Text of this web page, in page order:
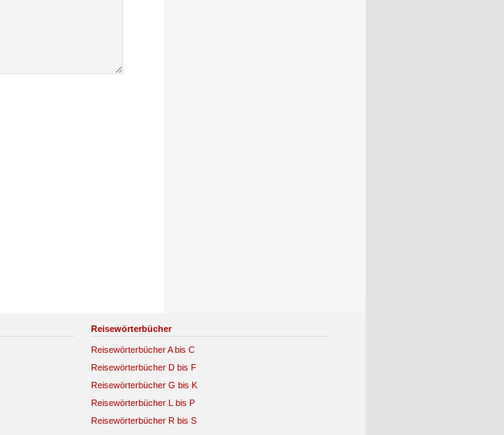
Reisewörterbücher
Reisewörterbücher A bis C
Reisewörterbücher D bis F
Reisewörterbücher G bis K
Reisewörterbücher L bis P
Reisewörterbücher R bis S